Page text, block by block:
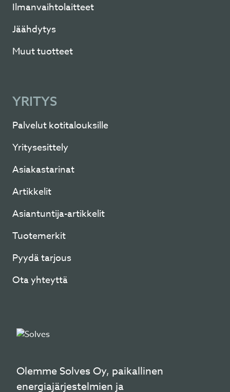
Ilmanvaihtolaitteet
Jäähdytys
Muut tuotteet
YRITYS
Palvelut kotitalouksille
Yritysesittely
Asiakastarinat
Artikkelit
Asiantuntija-artikkelit
Tuotemerkit
Pyydä tarjous
Ota yhteyttä
Olemme Solves Oy, paikallinen
energiajärjestelmien ja